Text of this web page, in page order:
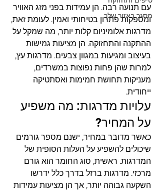
מסגר באזור שלך
עם תנועה רבה. הן עמידות בפני מזג האוויר
ומספקות פתרון בטיחותי ואמין. לעומת זאת,
מדרגות אלומיניום קלות יותר, מה שמקל על
ההתקנה והתחזוקה. הן מציעות גמישות
בעיצוב ומגיעות במגוון צבעים. מדרגות עץ,
למרות שהן פחות נפוצות במשרדים,
מעניקות תחושת חמימות ואסתטיקה
ייחודית.
עלויות מדרגות: מה משפיע
על המחיר?
כאשר מדובר במחיר, ישנם מספר גורמים
שיכולים להשפיע על העלות הסופית של
המדרגות. ראשית, סוג החומר הוא גורם
מרכזי. מדרגות ברזל בדרך כלל ידרשו
השקעה גבוהה יותר, אך הן מציעות עמידות